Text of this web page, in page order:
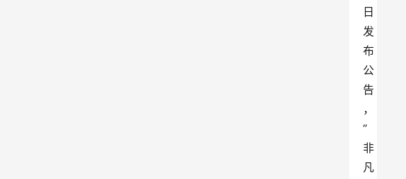
日
发
布
公
告
，
”
非
凡